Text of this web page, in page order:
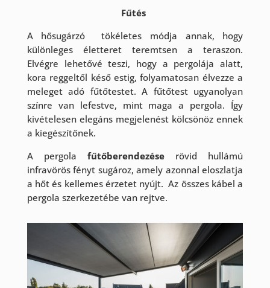
Fűtés
A hősugárzó tökéletes módja annak, hogy
különleges életteret teremtsen a teraszon.
Elvégre lehetővé teszi, hogy a pergolája alatt,
kora reggeltől késő estig, folyamatosan élvezze a
meleget adó fűtőtestet. A fűtőtest ugyanolyan
színre van lefestve, mint maga a pergola. Így
kivételesen elegáns megjelenést kölcsönöz ennek
a kiegészítőnek.
A pergola fűtőberendezése rövid hullámú
infravörös fényt sugároz, amely azonnal eloszlatja
a hőt és kellemes érzetet nyújt. Az összes kábel a
pergola szerkezetébe van rejtve.